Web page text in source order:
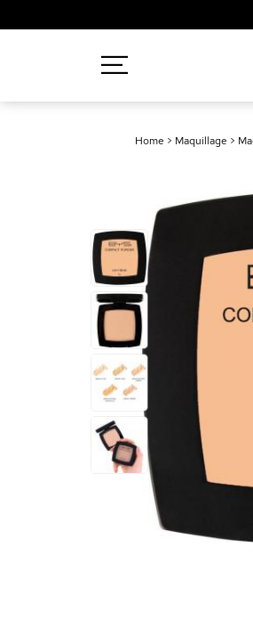
Home > Maquillage >
Solaire
Brumes
Blush
Rouge à Lèvres